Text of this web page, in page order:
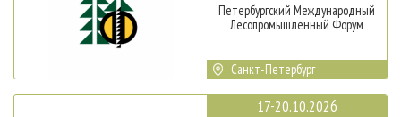
Петербургский Международный
Лесопромышленный Форум
Санкт-Петербург
17-20.10.2026